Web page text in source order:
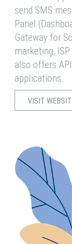
send SMS
Panel
Gateway for
marketing,
also offers
applications.
VISIT